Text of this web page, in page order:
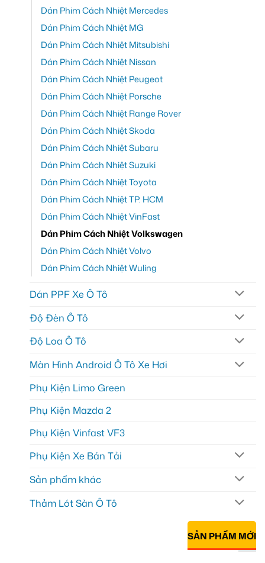
Dán Phim Cách Nhiệt Mercedes
Dán Phim Cách Nhiệt MG
Dán Phim Cách Nhiệt Mitsubishi
Dán Phim Cách Nhiệt Nissan
Dán Phim Cách Nhiệt Peugeot
Dán Phim Cách Nhiệt Porsche
Dán Phim Cách Nhiệt Range Rover
Dán Phim Cách Nhiệt Skoda
Dán Phim Cách Nhiệt Subaru
Dán Phim Cách Nhiệt Suzuki
Dán Phim Cách Nhiệt Toyota
Dán Phim Cách Nhiệt TP. HCM
Dán Phim Cách Nhiệt VinFast
Dán Phim Cách Nhiệt Volkswagen
Dán Phim Cách Nhiệt Volvo
Dán Phim Cách Nhiệt Wuling
Dán PPF Xe Ô Tô
Độ Đèn Ô Tô
Độ Loa Ô Tô
Màn Hình Android Ô Tô Xe Hơi
Phụ Kiện Limo Green
Phụ Kiện Mazda 2
Phụ Kiện Vinfast VF3
Phụ Kiện Xe Bán Tải
Sản phẩm khác
Thảm Lót Sàn Ô Tô
SẢN PHẨM MỚI